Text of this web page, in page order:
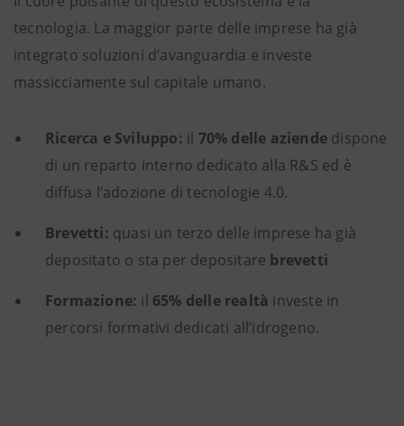
tecnologia. La maggior parte delle imprese ha già
integrato soluzioni d’avanguardia e investe
massicciamente sul capitale umano.
Ricerca e Sviluppo: il 70% delle aziende dispone
di un reparto interno dedicato alla R&S ed è
diffusa l’adozione di tecnologie 4.0.
Brevetti: quasi un terzo delle imprese ha già
depositato o sta per depositare brevetti
Formazione: il 65% delle realtà investe in
percorsi formativi dedicati all’idrogeno.